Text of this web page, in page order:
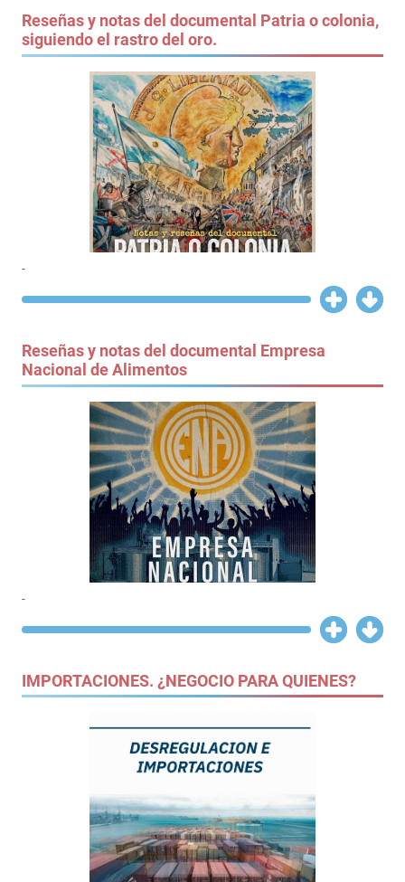
Reseñas y notas del documental Patria o colonia,
siguiendo el rastro del oro.
-
Reseñas y notas del documental Empresa
Nacional de Alimentos
-
IMPORTACIONES. ¿NEGOCIO PARA QUIENES?